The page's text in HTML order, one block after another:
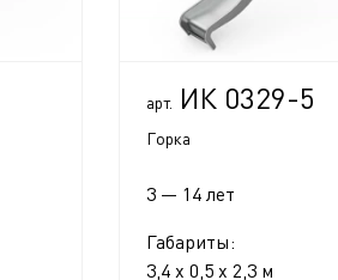
арт. ИК 0329-5
Горка
3 — 14 лет
Габариты:
3,4 x 0,5 x 2,3 м